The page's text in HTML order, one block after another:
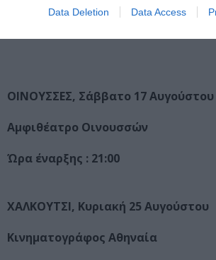
Data Deletion Data Access
Ώρα έναρξης : 21:00
ΟΙΝΟΥΣΣΕΣ, Σάββατο 17 Αυγούστου
Αμφιθέατρο Οινουσσών
Ώρα έναρξης : 21:00
ΧΑΛΚΟΥΤΣΙ, Κυριακή 25 Αυγούστου
Κινηματογράφος Αθηναία